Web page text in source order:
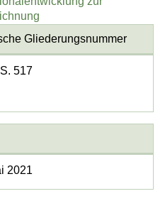
Gliederungsnummer
517
2021